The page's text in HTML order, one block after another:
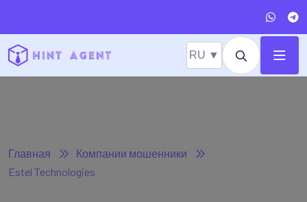
RU ▼
Главная
Компании мошенники
Estel Technologies